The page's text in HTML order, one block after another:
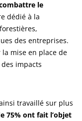
le
dédié à la
des entreprises.
la mise en place de
impacts
travaillé sur plus
75% ont fait l’objet